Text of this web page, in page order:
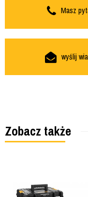
Masz
wyślij
Zobacz także